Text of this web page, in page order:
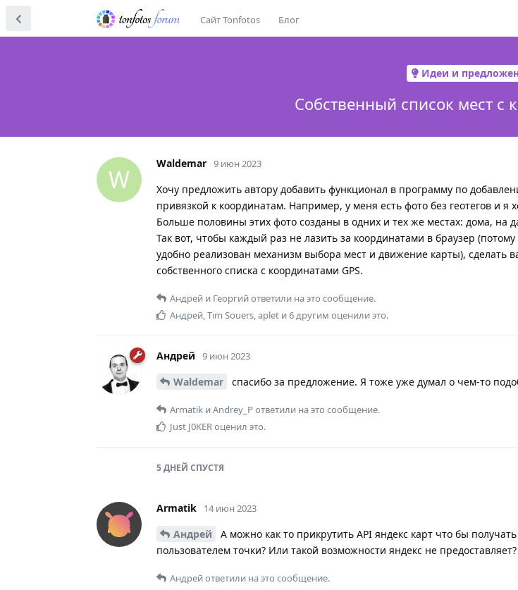
Сайт Tonfotos Блог
Идеи и
Собственный список мест с
W
Waldemar 9 июн 2023
Хочу предложить автору добавить функционал в программу по
привязкой к координатам. Например, у меня есть фото без геотегов и я
Больше половины этих фото созданы в одних и тех же местах: дома, на
Так вот, чтобы каждый раз не лазить за координатами в браузер
удобно реализован механизм выбора мест и движение карты), сделать
собственного списка с координатами GPS.
Андрей и Георгийответили на это сообщение.
Андрей,Tim Souers,aplet и6другим оценили это.
Андрей 9 июн 2023
Waldemar спасибо за предложение. Я тоже уже думал о чем-то
Armatik иAndrey_P ответили на это сообщение.
Just J0KERоценил это.
5 ДНЕЙ СПУСТЯ
Armatik 14 июн 2023
Андрей
А можно как то прикрутить API яндекс карт что бы
пользователем точки? Или такой возможности яндекс не предоставляет?
Андрейответили на это сообщение.